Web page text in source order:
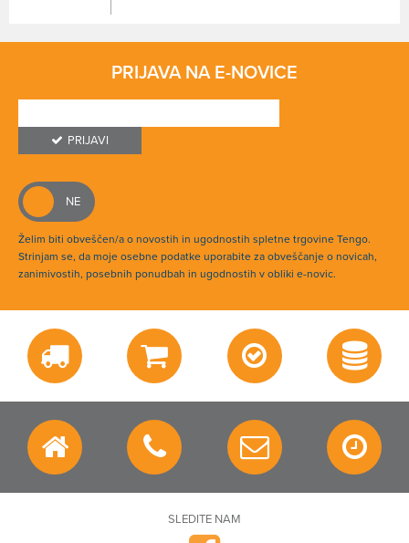
PRIJAVA NA E-NOVICE
PRIJAVI
Želim biti obveščen/a o novostih in ugodnostih spletne trgovine Tengo.
Strinjam se, da moje osebne podatke uporabite za obveščanje o novicah,
zanimivostih, posebnih ponudbah in ugodnostih v obliki e-novic.
SLEDITE NAM